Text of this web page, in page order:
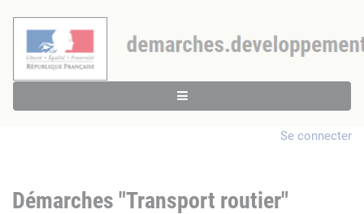
Se connecter
Démarches "Transport routier"